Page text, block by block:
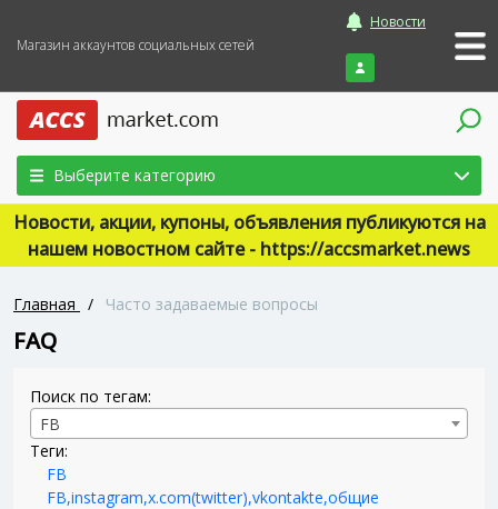
Магазин аккаунтов социальных сетей
Новости
Войти
Выберите категорию
Новости, акции, купоны, объявления публикуются на
нашем новостном сайте - https://accsmarket.news
Главная / Часто задаваемые вопросы
FAQ
Поиск по тегам:
FB
Теги:
FB
FB,instagram,x.com(twitter),vkontakte,общие